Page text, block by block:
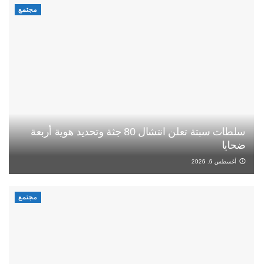
مجتمع
سلطات سبتة تعلن انتشال 80 جثة وتحديد هوية أربعة
ضحايا
أغسطس 6, 2026
مجتمع